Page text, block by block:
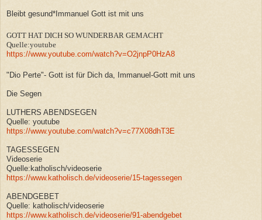
Bleibt gesund*Immanuel Gott ist mit uns
GOTT HAT DICH SO WUNDERBAR GEMACHT
Quelle:youtube
https://www.youtube.com/watch?v=O2jnpP0HzA8
"Dio Perte"- Gott ist für Dich da, Immanuel-Gott mit uns
Die Segen
LUTHERS ABENDSEGEN
Quelle: youtube
https://www.youtube.com/watch?v=c77X08dhT3E
TAGESSEGEN
Videoserie
Quelle:katholisch/videoserie
https://www.katholisch.de/videoserie/15-tagessegen
ABENDGEBET
Quelle: katholisch/videoserie
https://www.katholisch.de/videoserie/91-abendgebet